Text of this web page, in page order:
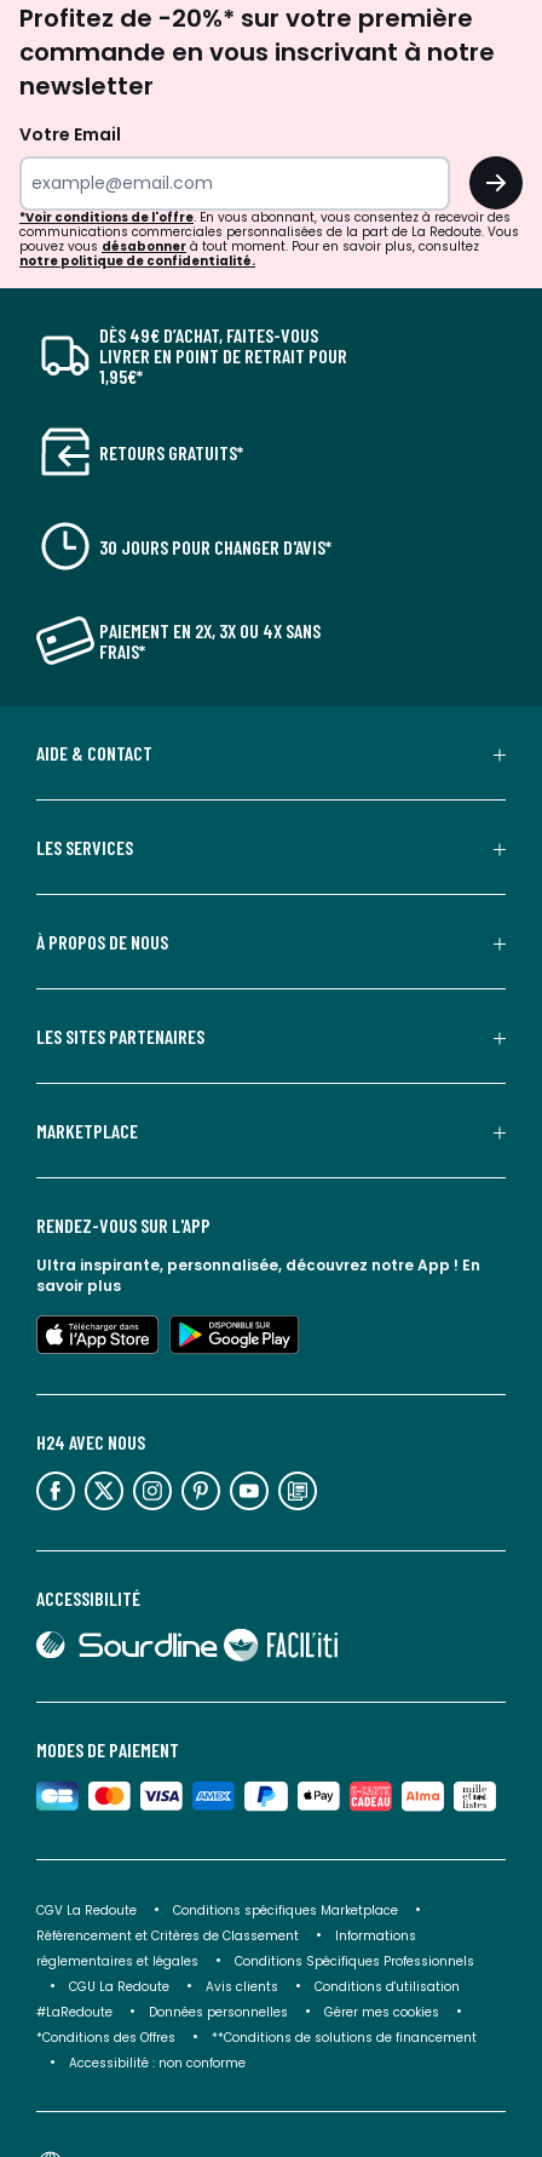
newsletter
Profitez de -20%* sur votre première
commande en vous inscrivant à notre
newsletter
Votre Email
OK
*Voir conditions de l'offre. En vous abonnant, vous consentez à recevoir des
communications commerciales personnalisées de la part de La Redoute. Vous
pouvez vous désabonner à tout moment. Pour en savoir plus, consultez
notre politique de confidentialité.
DÈS 49€ D’ACHAT, FAITES-VOUS
LIVRER EN POINT DE RETRAIT POUR
1,95€*
RETOURS GRATUITS*
30 JOURS POUR CHANGER D'AVIS*
PAIEMENT EN 2X, 3X OU 4X SANS
FRAIS*
AIDE & CONTACT
LES SERVICES
À PROPOS DE NOUS
LES SITES PARTENAIRES
MARKETPLACE
MODES DE PAIEMENT
ACCESSIBILITÉ
lien vers Faciliti
H24 AVEC NOUS
lien vers l'espace réseaux sociaux lien vers l'espace réseaux sociaux lien vers l'espace réseaux sociaux lien vers l'espace réseaux sociaux lien vers l'espace réseaux sociaux lien vers le blog la redoute
RENDEZ-VOUS SUR L'APP
Ultra inspirante, personnalisée, découvrez notre App ! En
savoir plus
lien vers l'app store
lien vers google play
CGV La Redoute
Conditions spécifiques Marketplace
Référencement et Critères de Classement
Informations
réglementaires et légales
Conditions Spécifiques Professionnels
CGU La Redoute
Avis clients
Conditions d'utilisation
#LaRedoute
Données personnelles
Gérer mes cookies
*Conditions des Offres
**Conditions de solutions de financement
Accessibilité : non conforme